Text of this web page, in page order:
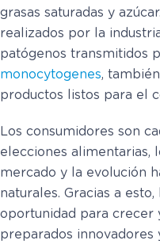
grasas saturadas y
realizados por la
patógenos transmitidos
monocytogenes,
productos listos para el
Los consumidores son
elecciones alimentarias,
mercado y la evolución
naturales. Gracias a
oportunidad para crecer
preparados innovadores